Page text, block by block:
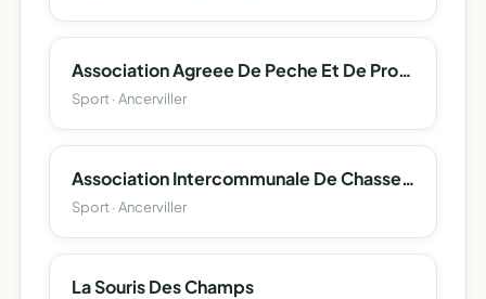
Association Agreee De Peche Et De Protection Du Milieu Aquatique De Migneville "Les Pecheurs De La Blette"
Sport · Ancerviller
Association Intercommunale De Chasse Agréée De Sainte-Agathe
Sport · Ancerviller
La Souris Des Champs